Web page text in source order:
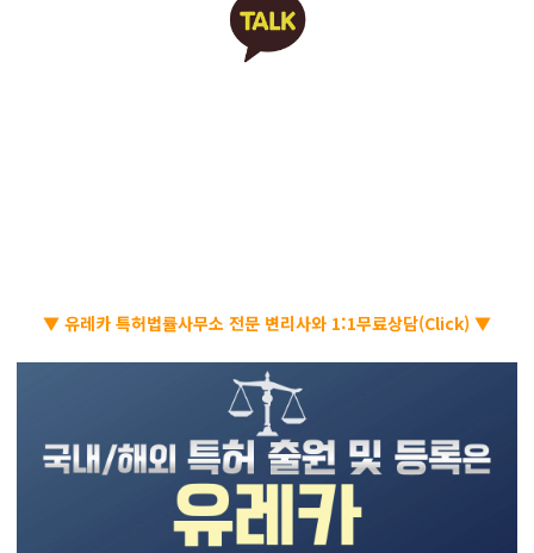
▼ 유레카 특허법률사무소 전문 변리사와 1:1무료상담(Click) ▼